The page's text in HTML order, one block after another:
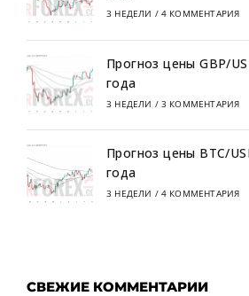
3 НЕДЕЛИ / 4 КОММЕНТАРИЯ
Прогноз цены GBP/
года
3 НЕДЕЛИ / 3 КОММЕНТАРИЯ
Прогноз цены BTC/
года
3 НЕДЕЛИ / 4 КОММЕНТАРИЯ
СВЕЖИЕ КОММЕНТАРИИ